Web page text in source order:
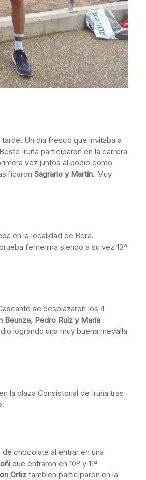
Un día fresco que invitaba a
Iruña participaron en la carrera
vez juntos al podio como
Sagrario y Martín. Muy
en la localidad de Bera.
femenina siendo a su vez 13ª
se desplazaron los 4
Beunza, Pedro Ruiz y María
logrando una muy buena medalla
la plaza Consistorial de Iruña tras
chocolate al entrar en una
que entraron en 10º y 11ª
Ortiz también participaron en la